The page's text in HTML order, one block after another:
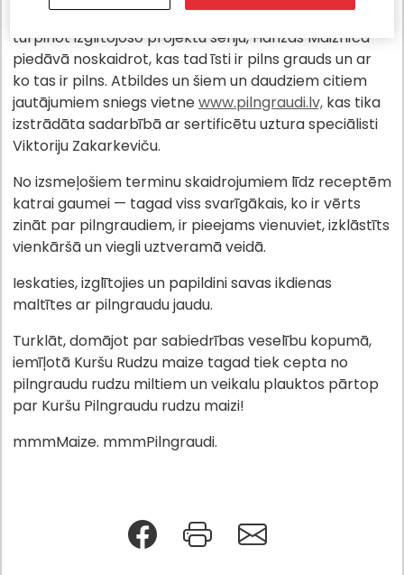
Iestājoties par uzturvielām bagātām maltītēm un
turpinot izglītojošo projektu sēriju, Hanzas Maiznīca
piedāvā noskaidrot, kas tad īsti ir pilns grauds un ar
ko tas ir pilns. Atbildes un šiem un daudziem citiem
jautājumiem sniegs vietnewww.pilngraudi.lv, kas tika
izstrādāta sadarbībā ar sertificētu uztura speciālisti
Viktoriju Zakarkeviču.
No izsmeļošiem terminu skaidrojumiem līdz receptēm
katrai gaumei — tagad viss svarīgākais, ko ir vērts
zināt par pilngraudiem, ir pieejams vienuviet, izklāstīts
vienkāršā un viegli uztveramā veidā.
Ieskaties, izglītojies un papildini savas ikdienas
maltītes ar pilngraudu jaudu.
Turklāt, domājot par sabiedrības veselību kopumā,
iemīļotā Kuršu Rudzu maize tagad tiek cepta no
pilngraudu rudzu miltiem un veikalu plauktos pārtop
par Kuršu Pilngraudu rudzu maizi!
mmmMaize. mmmPilngraudi.